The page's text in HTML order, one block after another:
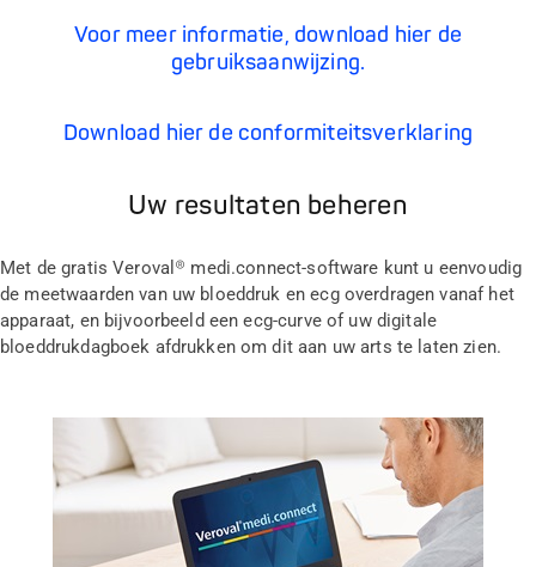
Voor meer informatie, download hier de
gebruiksaanwijzing.
Download hier de conformiteitsverklaring
Uw resultaten beheren
Met de gratis Veroval® medi.connect-software kunt u eenvoudig
de meetwaarden van uw bloeddruk en ecg overdragen vanaf het
apparaat, en bijvoorbeeld een ecg-curve of uw digitale
bloeddrukdagboek afdrukken om dit aan uw arts te laten zien.